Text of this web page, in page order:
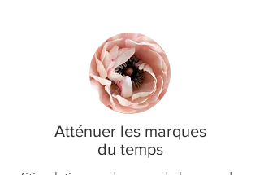
Atténuer les marques
du temps